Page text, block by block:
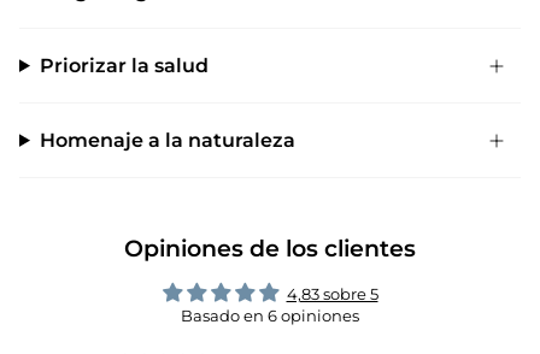
Priorizar la salud
Homenaje a la naturaleza
Opiniones de los clientes
4,83 sobre 5
Basado en 6 opiniones